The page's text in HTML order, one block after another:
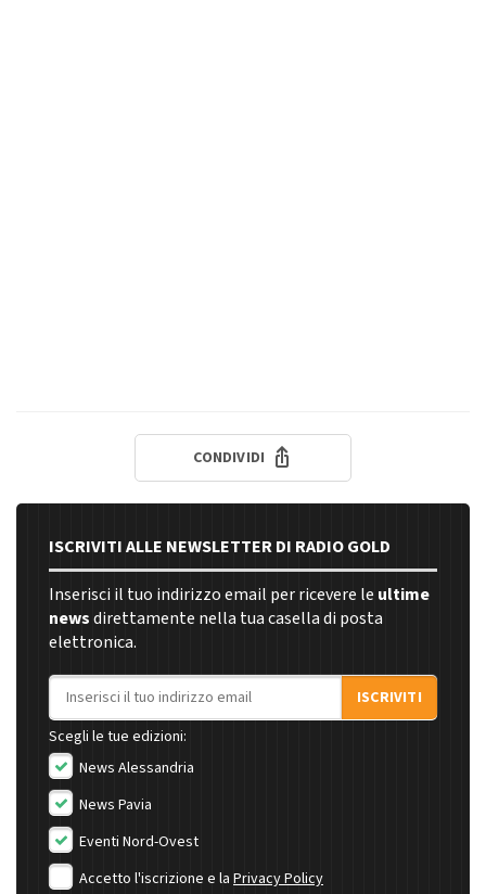
CONDIVIDI
ISCRIVITI ALLE NEWSLETTER DI RADIO GOLD
Inserisci il tuo indirizzo email per ricevere le ultime
newsdirettamente nella tua casella di posta
elettronica.
Indirizzo email
ISCRIVITI
Scegli le tue edizioni:
News Alessandria
News Pavia
Eventi Nord-Ovest
Accetto l'iscrizione e la Privacy Policy